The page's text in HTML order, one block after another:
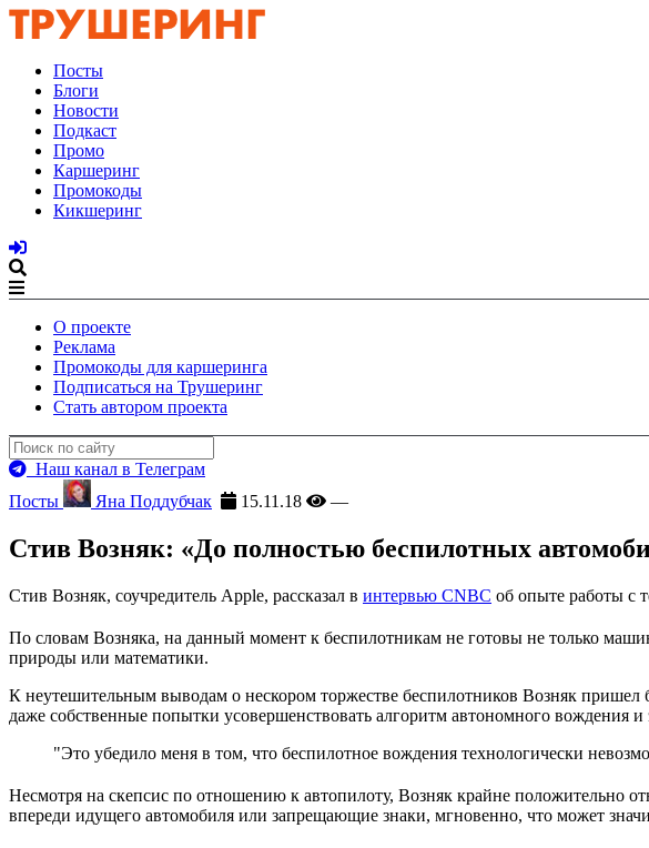
Посты
Блоги
Новости
Подкаст
Промо
Каршеринг
Промокоды
Кикшеринг
О проекте
Реклама
Промокоды для каршеринга
Подписаться на Трушеринг
Стать автором проекта
Наш канал в Телеграм
Посты
Яна Поддубчак 15.11.18 —
Стив Возняк: «До полностью беспилотных
Стив Возняк, соучредитель Apple, рассказал в интервью CNBC об опыте работы с
По словам Возняка, на данный момент к беспилотникам не готовы не только
природы или математики.
К неутешительным выводам о нескором торжестве беспилотников Возняк
даже собственные попытки усовершенствовать алгоритм автономного вождения
"Это убедило меня в том, что беспилотное вождения технологически
Несмотря на скепсис по отношению к автопилоту, Возняк крайне положительно
впереди идущего автомобиля или запрещающие знаки, мгновенно, что может